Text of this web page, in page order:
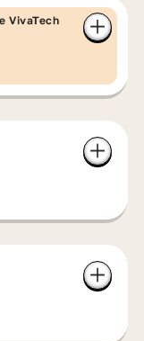
VivaTech